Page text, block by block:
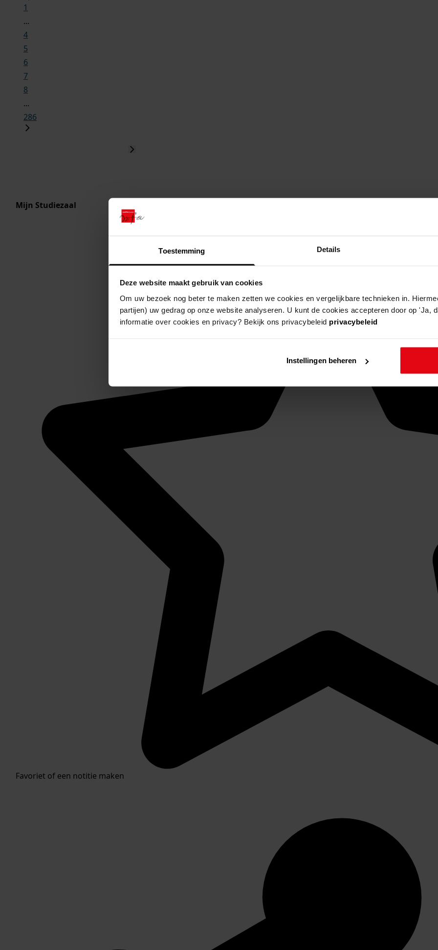
Toestemming Details
Deze website maakt gebruik van cookies
Om uw bezoek nog beter te maken zetten we cookies en vergelijkbare technieken in.
partijen) uw gedrag op onze website analyseren. U kunt de cookies accepteren door op 'Ja,
informatie over cookies en privacy? Bekijk ons privacybeleid privacybeleid
Instellingen beheren
1
...
4
5
6
7
8
...
286
Mijn Studiezaal
Favoriet of een notitie maken